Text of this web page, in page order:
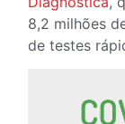
8,2 milhões
de testes